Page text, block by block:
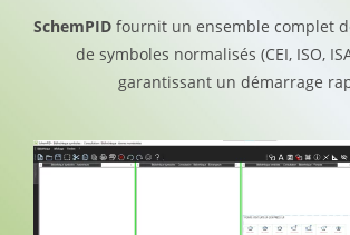
SchemPID fournit un ensemble complet
de symboles normalisés (CEI, ISO,
garantissant un démarrage